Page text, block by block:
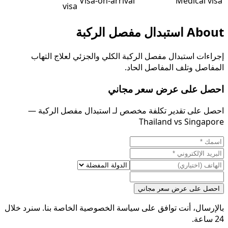
visa
About استبدال مفصل الركبة
إجراءات استبدال مفصل الركبة الكلي والجزئي لعلاج التهاب
المفاصل وتلف المفاصل الحاد.
احصل على عرض سعر مجاني
احصل على تقدير تكلفة مخصص لـ استبدال مفصل الركبة —
Thailand vs Singapore
احصل على عرض سعر مجاني
بالإرسال، أنت توافق على سياسة الخصوصية الخاصة بنا. سنرد خلال
24 ساعة.